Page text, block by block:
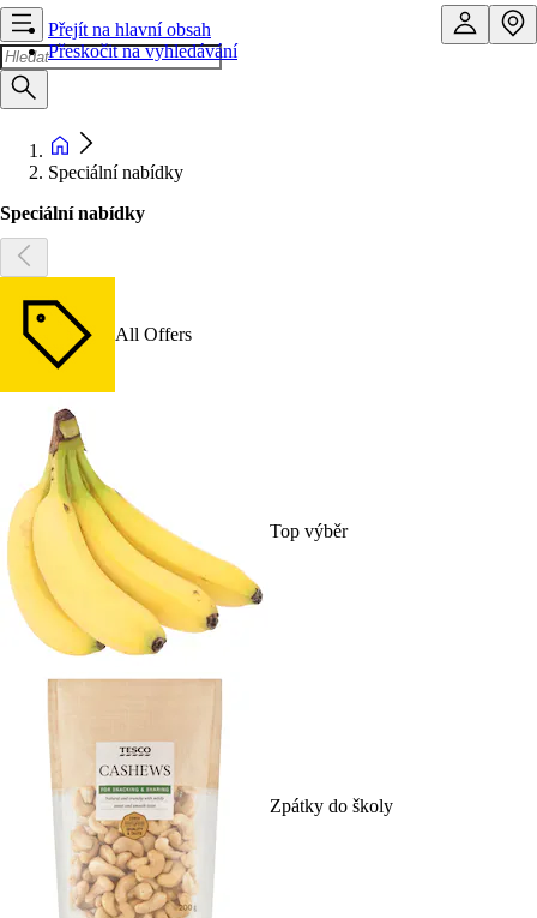
Přejít na hlavní obsah
Přeskočit na vyhledávání
Speciální nabídky
Speciální nabídky
All Offers
Top výběr
Zpátky do školy